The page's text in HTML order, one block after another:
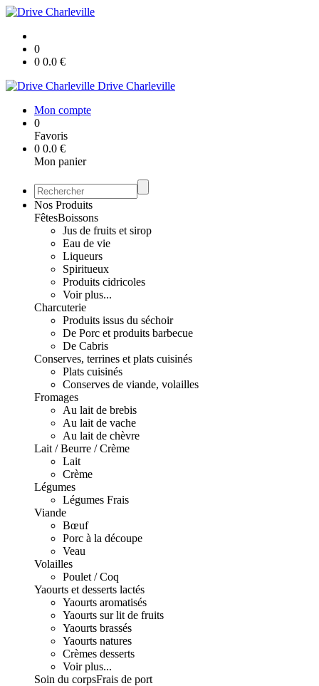
0
0 0.0 €
Drive Charleville
Mon compte
0
Favoris
0 0.0 €
Mon panier
Nos Produits
FêtesBoissons
Jus de fruits et sirop
Eau de vie
Liqueurs
Spiritueux
Produits cidricoles
Voir plus...
Charcuterie
Produits issus du séchoir
De Porc et produits barbecue
De Cabris
Conserves, terrines et plats cuisinés
Plats cuisinés
Conserves de viande, volailles
Fromages
Au lait de brebis
Au lait de vache
Au lait de chèvre
Lait / Beurre / Crème
Lait
Crème
Légumes
Légumes Frais
Viande
Bœuf
Porc à la découpe
Veau
Volailles
Poulet / Coq
Yaourts et desserts lactés
Yaourts aromatisés
Yaourts sur lit de fruits
Yaourts brassés
Yaourts natures
Crèmes desserts
Voir plus...
Soin du corpsFrais de port